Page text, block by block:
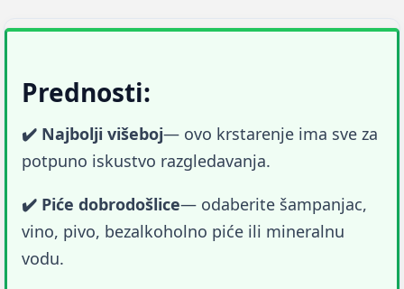
Prednosti:
✔️ Najbolji višeboj— ovo krstarenje ima sve za
potpuno iskustvo razgledavanja.
✔️ Piće dobrodošlice— odaberite šampanjac,
vino, pivo, bezalkoholno piće ili mineralnu
vodu.